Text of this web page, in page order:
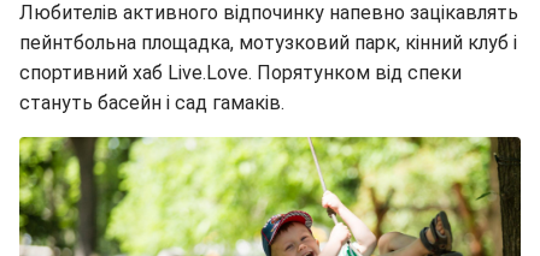
Любителів активного відпочинку напевно зацікавлять
пейнтбольна площадка, мотузковий парк, кінний клуб і
спортивний хаб Live.Love. Порятунком від спеки
стануть басейн і сад гамаків.